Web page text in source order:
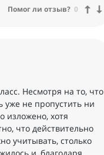
Помог ли отзыв? 0
Несмотря на то, что
уже не пропустить ни
изложено, хотя
что действительно
учитывать, столько